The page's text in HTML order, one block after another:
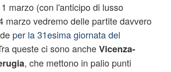
marzo (con l'anticipo di lusso
marzo vedremo delle partite davvero
per la 31esima giornata del
queste ci sono ancheVicenza-
, che mettono in palio punti